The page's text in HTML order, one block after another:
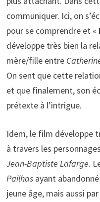
communiquer. Ici, on
pour se comprendre et «
développe très bien la
mère/fille entre
On sent que cette
et que finalement, son
prétexte à l’intrigue.
Idem, le film développe
à travers les
Jean-Baptiste Lafarge.
Pailhasayant
jeune âge, mais aussi